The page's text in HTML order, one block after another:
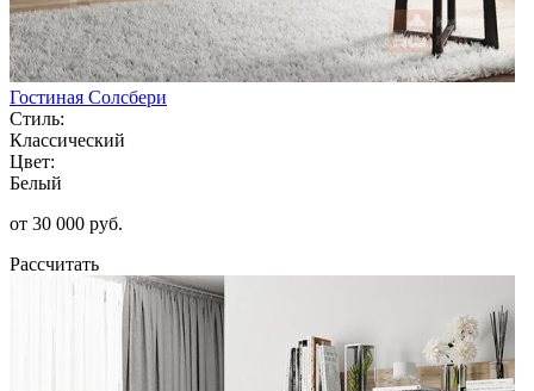
Гостиная Солсбери
Стиль:
Классический
Цвет:
Белый
от 30 000 руб.
Рассчитать